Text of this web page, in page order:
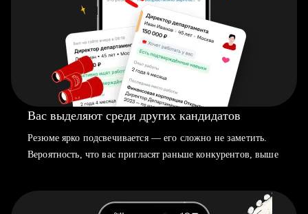
Вас выделяют среди других кандидатов
Резюме ярко подсвечивается — его сложно не заметить.
Вероятность, что вас пригласят раньше конкурентов, выше